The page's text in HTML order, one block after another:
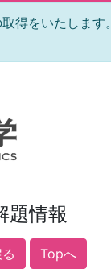
得をいたします。
題情報
Topへ